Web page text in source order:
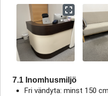
7.1 Inomhusmiljö
Fri vändyta: minst 150